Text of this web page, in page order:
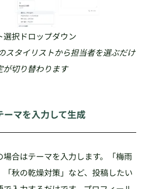
選択ドロップダウン
スタイリストから担当者を選ぶだけ
が切り替わります
ーマを入力して生成
場合はテーマを入力します。「梅雨
「秋の乾燥対策」など、投稿したい